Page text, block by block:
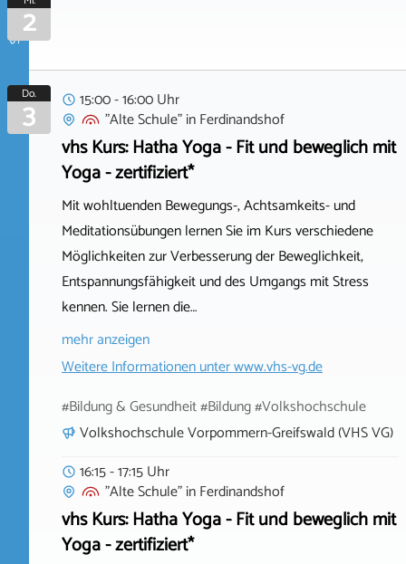
2
Do.
3
15:00 - 16:00 Uhr
"Alte Schule"inFerdinandshof
vhs Kurs: Hatha Yoga - Fit und beweglich mit
Yoga - zertifiziert*
Mit wohltuenden Bewegungs-, Achtsamkeits- und
Meditationsübungen lernen Sie im Kurs verschiedene
Möglichkeiten zur Verbesserung der Beweglichkeit,
Entspannungsfähigkeit und des Umgangs mit Stress
kennen. Sie lernen die…
mehr anzeigen
Weitere Informationen unterwww.vhs-vg.de
#Bildung & Gesundheit #Bildung #Volkshochschule
Volkshochschule Vorpommern-Greifswald (VHS VG)
16:15 - 17:15 Uhr
"Alte Schule"inFerdinandshof
vhs Kurs: Hatha Yoga - Fit und beweglich mit
Yoga - zertifiziert*